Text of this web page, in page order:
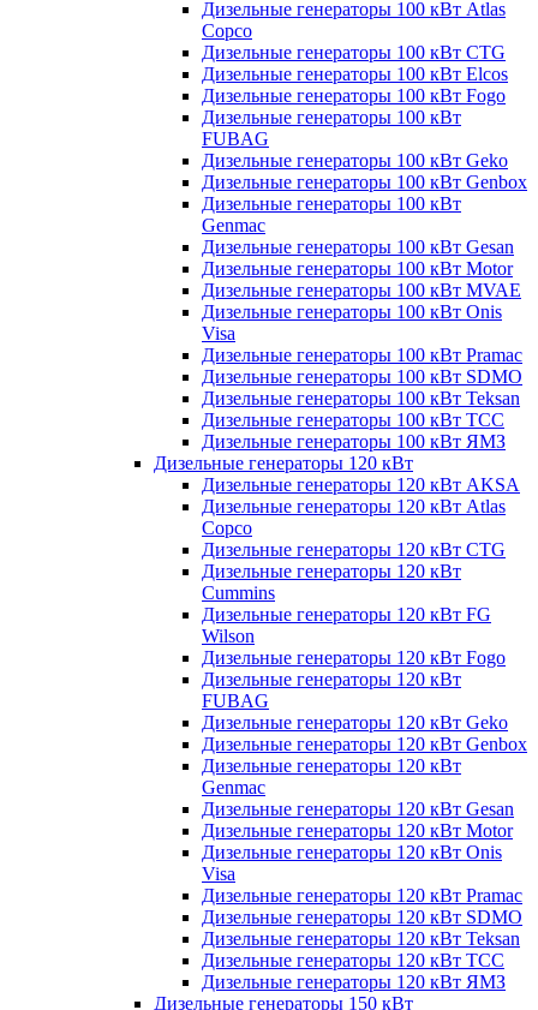
Дизельные генераторы 100 кВт Atlas
Copco
Дизельные генераторы 100 кВт CTG
Дизельные генераторы 100 кВт Elcos
Дизельные генераторы 100 кВт Fogo
Дизельные генераторы 100 кВт
FUBAG
Дизельные генераторы 100 кВт Geko
Дизельные генераторы 100 кВт Genbox
Дизельные генераторы 100 кВт
Genmac
Дизельные генераторы 100 кВт Gesan
Дизельные генераторы 100 кВт Motor
Дизельные генераторы 100 кВт MVAE
Дизельные генераторы 100 кВт Onis
Visa
Дизельные генераторы 100 кВт Pramac
Дизельные генераторы 100 кВт SDMO
Дизельные генераторы 100 кВт Teksan
Дизельные генераторы 100 кВт ТСС
Дизельные генераторы 100 кВт ЯМЗ
Дизельные генераторы 120 кВт
Дизельные генераторы 120 кВт AKSA
Дизельные генераторы 120 кВт Atlas
Copco
Дизельные генераторы 120 кВт CTG
Дизельные генераторы 120 кВт
Cummins
Дизельные генераторы 120 кВт FG
Wilson
Дизельные генераторы 120 кВт Fogo
Дизельные генераторы 120 кВт
FUBAG
Дизельные генераторы 120 кВт Geko
Дизельные генераторы 120 кВт Genbox
Дизельные генераторы 120 кВт
Genmac
Дизельные генераторы 120 кВт Gesan
Дизельные генераторы 120 кВт Motor
Дизельные генераторы 120 кВт Onis
Visa
Дизельные генераторы 120 кВт Pramac
Дизельные генераторы 120 кВт SDMO
Дизельные генераторы 120 кВт Teksan
Дизельные генераторы 120 кВт ТСС
Дизельные генераторы 120 кВт ЯМЗ
Дизельные генераторы 150 кВт